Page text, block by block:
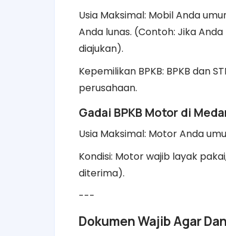
Usia Maksimal: Mobil Anda
Anda lunas. (Contoh: Jika
diajukan).
Kepemilikan BPKB: BPKB dan
perusahaan.
Gadai BPKB Motor di
Usia Maksimal: Motor Anda
Kondisi: Motor wajib layak
diterima).
---
Dokumen Wajib Agar